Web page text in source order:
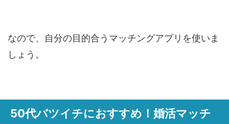
なので、自分の目的合うマッチングアプリを使いま
しょう。
50代バツイチにおすすめ！婚活マッチ